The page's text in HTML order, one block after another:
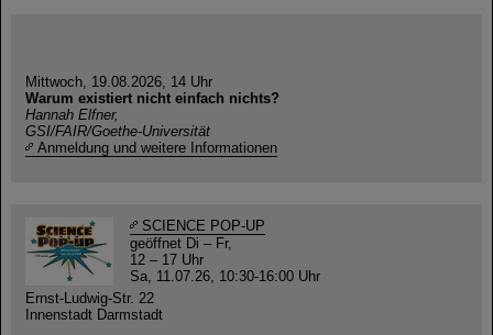
Mittwoch, 19.08.2026, 14 Uhr
Warum existiert nicht einfach nichts?
Hannah Elfner,
GSI/FAIR/Goethe-Universität
Anmeldung und weitere Informationen
SCIENCE POP-UP
geöffnet Di – Fr,
12 – 17 Uhr
Sa, 11.07.26, 10:30-16:00 Uhr
Ernst-Ludwig-Str. 22
Innenstadt Darmstadt